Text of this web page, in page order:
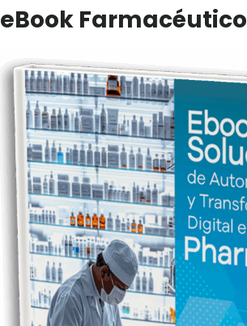
eBook Farmacéutico